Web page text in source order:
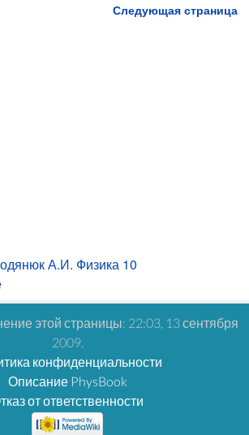
Следующая страница
А.И. Физика 10
этой страницы: 22:03, 13 сентября
2009.
конфиденциальности
Описание PhysBook
от ответственности